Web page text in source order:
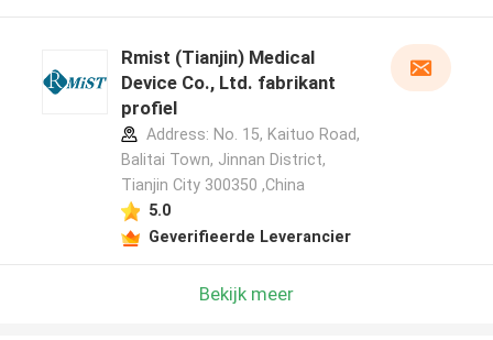
Rmist (Tianjin) Medical
Device Co., Ltd. fabrikant
profiel
Address: No. 15, Kaituo Road,
Balitai Town, Jinnan District,
Tianjin City 300350 ,China
5.0
Geverifieerde Leverancier
Bekijk meer